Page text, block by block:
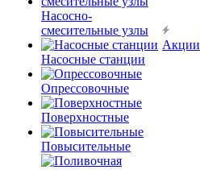
Насосно-
смесительные узлы
Насосные станции
Опрессовочные
Поверхностные
Повысительные
Акции